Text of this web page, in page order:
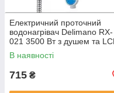
Електричний проточний
водонагрівач Delimano RX-
021 3500 Вт з душем та
дисплеєм
В наявності
715 ₴